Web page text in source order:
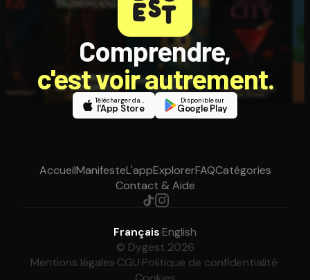
Comprendre,
c'est voir autrement.
Télécharger dans
l'App Store
Disponible sur
Google Play
AccueilManifesteL'appExplorerFAQCatégories
Contact & Aide
Français·English
© Dygest 2026
Mentions légales·CGU·Politique de confidentialité·